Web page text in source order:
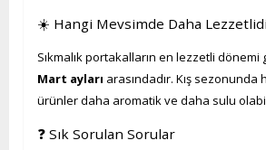
☀️ Hangi Mevsimde Daha
Sıkmalık portakalların en lezzetli dönemi
Mart ayları arasındadır. Kış sezonunda
ürünler daha aromatik ve daha sulu
❓ Sık Sorulan Sorular